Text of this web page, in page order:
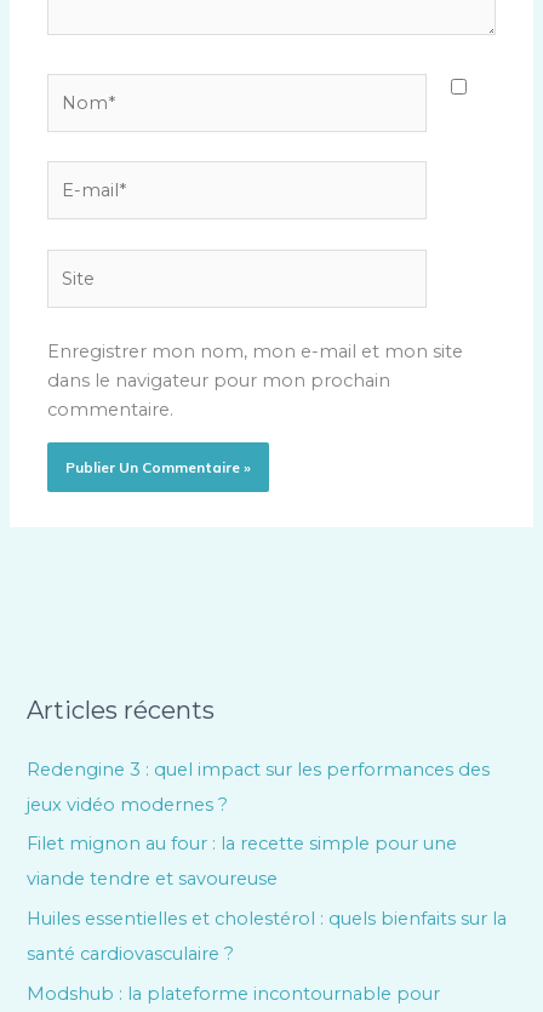
Enregistrer mon nom, mon e-mail et mon site
dans le navigateur pour mon prochain
commentaire.
Articles récents
Redengine 3 : quel impact sur les performances des
jeux vidéo modernes ?
Filet mignon au four : la recette simple pour une
viande tendre et savoureuse
Huiles essentielles et cholestérol : quels bienfaits sur la
santé cardiovasculaire ?
Modshub : la plateforme incontournable pour